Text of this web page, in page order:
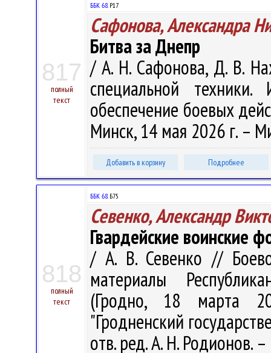
817
полный
текст
ББК 68.Р17
Сафонова, Александра
Битва за Днепр
/ А. Н. Сафонова, Д. В.
специальной
обеспечение боевых
Минск, 14 мая 2026 г. –
Добавить в корзину Подробнее
818
полный
текст
ББК 68.Б75
Севенко, Александр
Гвардейские воинские
/ А. В. Севенко //
материалы
(Гродно, 18 марта
"Гродненский
отв. ред. А. Н. Родионов.